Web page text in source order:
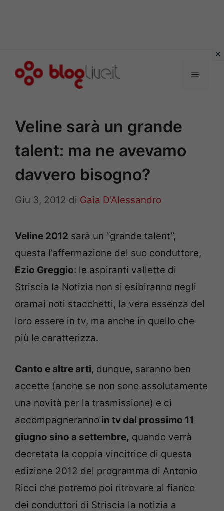
Menu
Veline sarà un grande
talent: ma ne avevamo
davvero bisogno?
Giu 3, 2012 di Gaia D'Alessandro
Veline 2012 sarà un “grande talent”,
questa l’affermazione del suo conduttore,
Ezio Greggio: le aspiranti vallette di
Striscia la Notizia non si esibiranno negli
oramai noti stacchetti, la vera essenza del
loro essere in tv, ma anche in quello che
più le caratterizza.
Canto e altre arti, dunque, saranno ben
accette (anche se non sono assolutamente
una novità per la trasmissione) e ci
accompagneranno in tv dal prossimo 11
giugno sino a settembre, quando verrà
decretata la coppia vincitrice di questa
edizione 2012 del programma di Antonio
Ricci che potremo poi ritrovare al fianco
dei conduttori di Striscia la notizia a